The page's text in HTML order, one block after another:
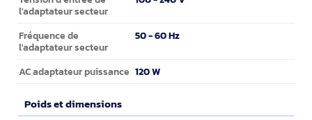
l'adaptateur secteur
Fréquence de
l'adaptateur secteur
50 - 60 Hz
AC adaptateur puissance 120 W
Poids et dimensions